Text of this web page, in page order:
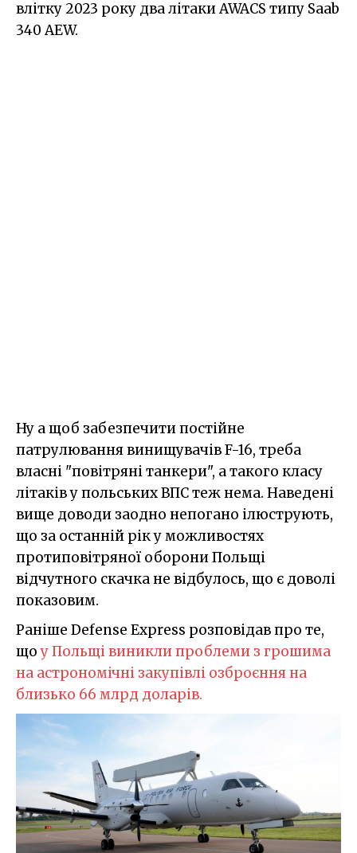
влітку 2023 року два літаки AWACS типу Saab
340 AEW.
Ну а щоб забезпечити постійне
патрулювання винищувачів F-16, треба
власні "повітряні танкери", а такого класу
літаків у польських ВПС теж нема. Наведені
вище доводи заодно непогано ілюструють,
що за останній рік у можливостях
протиповітряної оборони Польщі
відчутного скачка не відбулось, що є доволі
показовим.
Раніше Defense Express розповідав про те,
щоу Польщі виникли проблеми з грошима
на астрономічні закупівлі озброєння на
близько 66 млрд доларів.